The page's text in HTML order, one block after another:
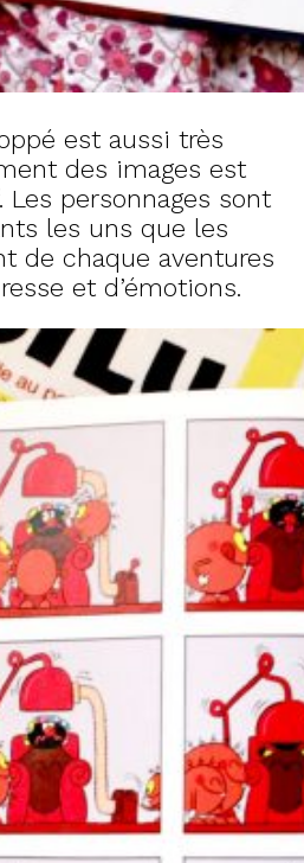
est aussi très
des images est
personnages sont
les uns que les
de chaque aventures
et d’émotions.